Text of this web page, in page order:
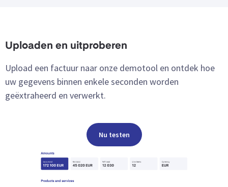
Uploaden en uitproberen
Upload een factuur naar onze demotool en ontdek hoe
uw gegevens binnen enkele seconden worden
geëxtraheerd en verwerkt.
Nu testen